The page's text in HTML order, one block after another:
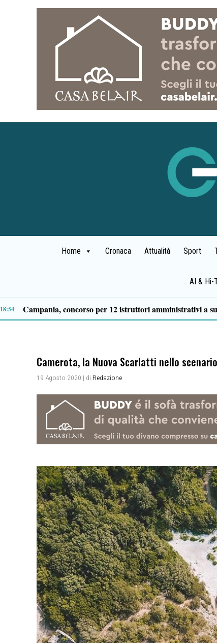
Home Cronaca Attualità Sport
AI & Hi-
i capi indispensabili 12:29
Camerota, la Nuova Scarlatti nello
19 Agosto 2020 | di Redazione